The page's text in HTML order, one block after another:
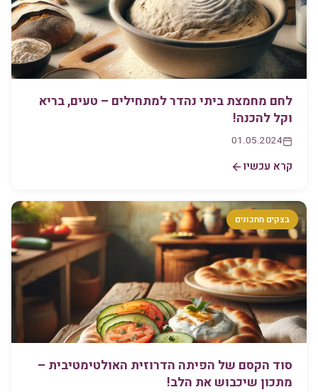
לחם מחמצת ביתי נהדר למתחילים – טעים, בריא
וקל להכנה!
01.05.2024
קרא עכשיו
בצקים מתכונים
סוד הקסם של הפיתה הדרוזית האולטימטיבית –
מתכון שיכבוש את הלב!